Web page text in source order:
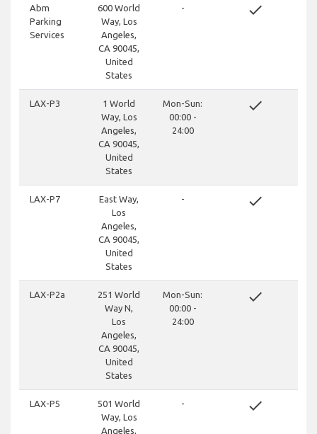
Abm
Parking
Services
600 World
Way, Los
Angeles,
CA 90045,
United
States
- done
LAX-P3
1 World
Way, Los
Angeles,
CA 90045,
United
States
Mon-Sun:
00:00 -
24:00
done
LAX-P7
East Way,
Los
Angeles,
CA 90045,
United
States
- done
LAX-P2a
251 World
Way N,
Los
Angeles,
CA 90045,
United
States
Mon-Sun:
00:00 -
24:00
done
LAX-P5
501 World
Way, Los
Angeles,
- done